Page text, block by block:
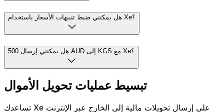
هل يمكنني ضبط تنبيهات الأسعار باستخدام Xe؟
هل يمكنني إرسال 500 AUD إلى KGS مع Xe؟
تبسيط عمليات تحويل الأموال
تساعدك Xe على إرسال تحويلات مالية إلى الخارج عبر الإنترنت